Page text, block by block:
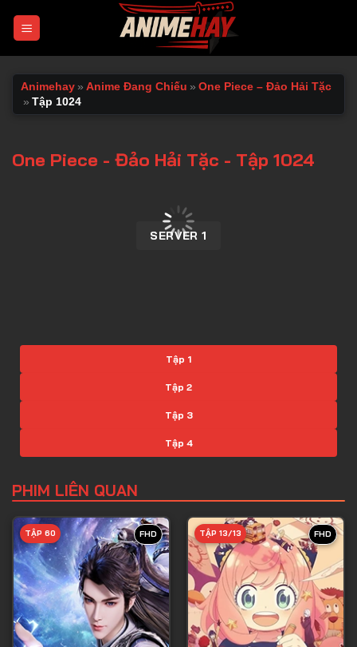
Animehay » Anime Đang Chiếu » One Piece – Đảo Hải Tặc
» Tập 1024
One Piece - Đảo Hải Tặc - Tập 1024
SERVER 1
Tập 1
Tập 2
Tập 3
Tập 4
Tập 6
Tập 7
Tập 8
Tập 9
Tập 10
Tập 11
PHIM LIÊN QUAN
FHD
TẬP 60 FHD
TẬP 13/13